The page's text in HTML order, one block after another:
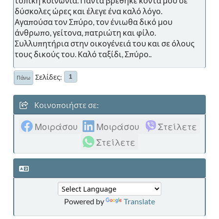
δύσκολες ώρες και έλεγε ένα καλό λόγο.
Αγαπούσα τον Σπύρο, τον ένιωθα δικό μου
άνθρωπο, γείτονα, πατριώτη και φίλο.
Συλλυπητήρια στην οικογένειά του και σε όλους
τους δικούς του. Καλό ταξίδι, Σπύρο..
Πάνω Σελίδες 1
Κοινοποιήστε σε:
Μοιράσου Μοιράσου
Στείλετε
Στείλετε
Powered by Translate